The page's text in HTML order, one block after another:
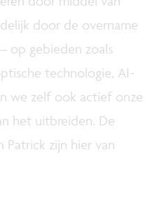
door de overname
op gebieden zoals
technologie, AI-
we zelf ook actief onze
het uitbreiden. De
Patrick zijn hier van